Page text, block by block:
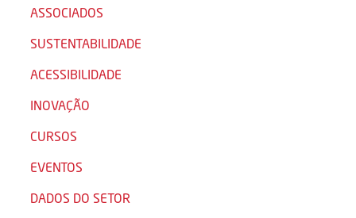
ASSOCIADOS
SUSTENTABILIDADE
ACESSIBILIDADE
INOVAÇÃO
CURSOS
EVENTOS
DADOS DO SETOR